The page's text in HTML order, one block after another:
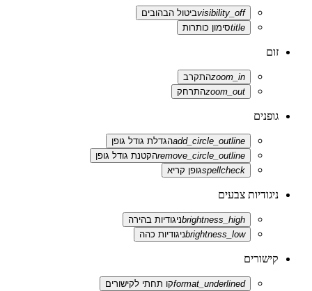
visibility_offביטול הבהובים
titleסימון כותרות
זום
zoom_inהתקרב
zoom_outהתרחק
גופנים
add_circle_outlineהגדלת גודל גופן
remove_circle_outlineהקטנת גודל גופן
spellcheckגופן קריא
ניגודיות צבעים
brightness_highניגודיות בהירה
brightness_lowניגודיות כהה
קישורים
format_underlinedקו תחתי לקישורים